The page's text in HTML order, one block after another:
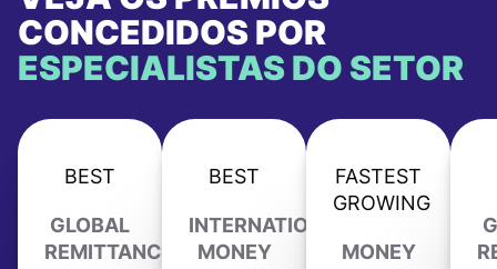
CONCEDIDOS POR
ESPECIALISTAS DO SETOR
BEST
GLOBAL
REMITTANCE
BEST
INTERNATIONAL
MONEY
FASTEST
GROWING
MONEY